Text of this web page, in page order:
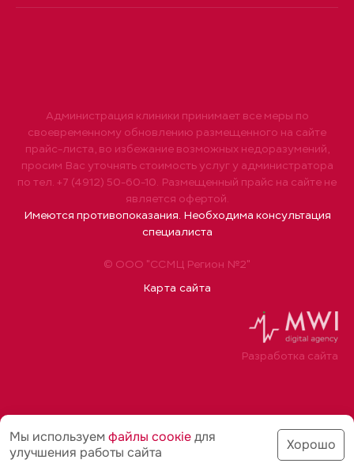
© ООО "ССМЦ Регион №2"
Карта сайта
Администрация клиники принимает все меры по
своевременному обновлению размещенного на сайте
прайс-листа, во избежание возможных недоразумений,
просим Вас уточнять стоимость услуг у администратора
по тел. +7 (4912) 50-60-10. Размещенный прайс на сайте не
является офертой.
Имеются противопоказания. Необходима консультация
специалиста
Разработка сайта
Мы используем файлы соoкіедля
улучшения работы сайта
Хорошо